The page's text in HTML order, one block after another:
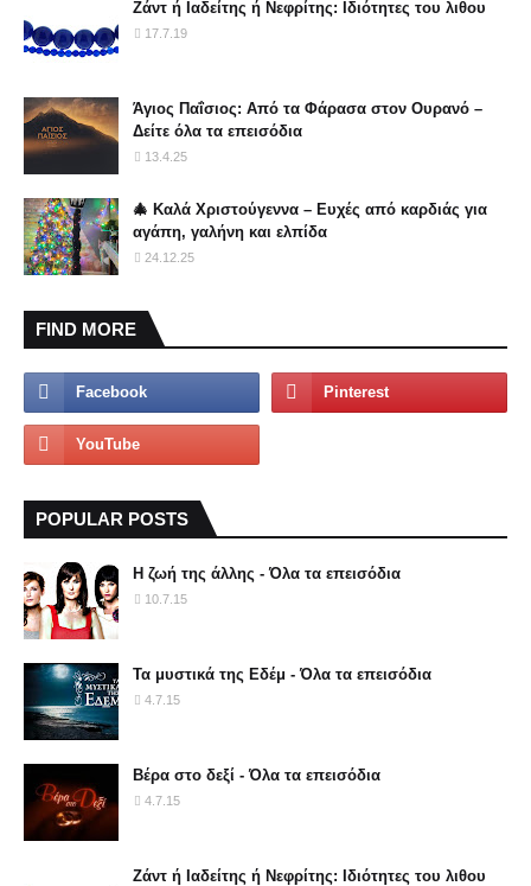
Ζάντ ή Ιαδείτης ή Νεφρίτης: Ιδιότητες του λιθου
17.7.19
Άγιος Παΐσιος: Από τα Φάρασα στον Ουρανό –
Δείτε όλα τα επεισόδια
13.4.25
🎄 Καλά Χριστούγεννα – Ευχές από καρδιάς για
αγάπη, γαλήνη και ελπίδα
24.12.25
FIND MORE
POPULAR POSTS
Η ζωή της άλλης - Όλα τα επεισόδια
10.7.15
Τα μυστικά της Εδέμ - Όλα τα επεισόδια
4.7.15
Βέρα στο δεξί - Όλα τα επεισόδια
4.7.15
Ζάντ ή Ιαδείτης ή Νεφρίτης: Ιδιότητες του λιθου